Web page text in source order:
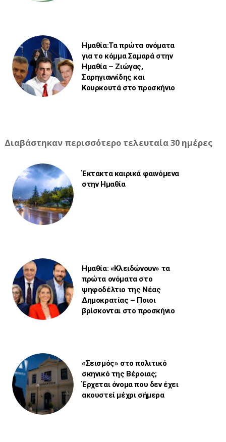
Ημαθία:Τα πρώτα ονόματα
για το κόμμα Σαμαρά στην
Ημαθία – Ζιώγας,
Σαρηγιαννίδης και
Κουρκουτά στο προσκήνιο
Διαβάστηκαν περισσότερο τελευταία 30 ημέρες
Έκτακτα καιρικά φαινόμενα
στην Ημαθία
Ημαθία: «Κλειδώνουν» τα
πρώτα ονόματα στο
ψηφοδέλτιο της Νέας
Δημοκρατίας – Ποιοι
βρίσκονται στο προσκήνιο
«Σεισμός» στο πολιτικό
σκηνικό της Βέροιας;
Έρχεται όνομα που δεν έχει
ακουστεί μέχρι σήμερα